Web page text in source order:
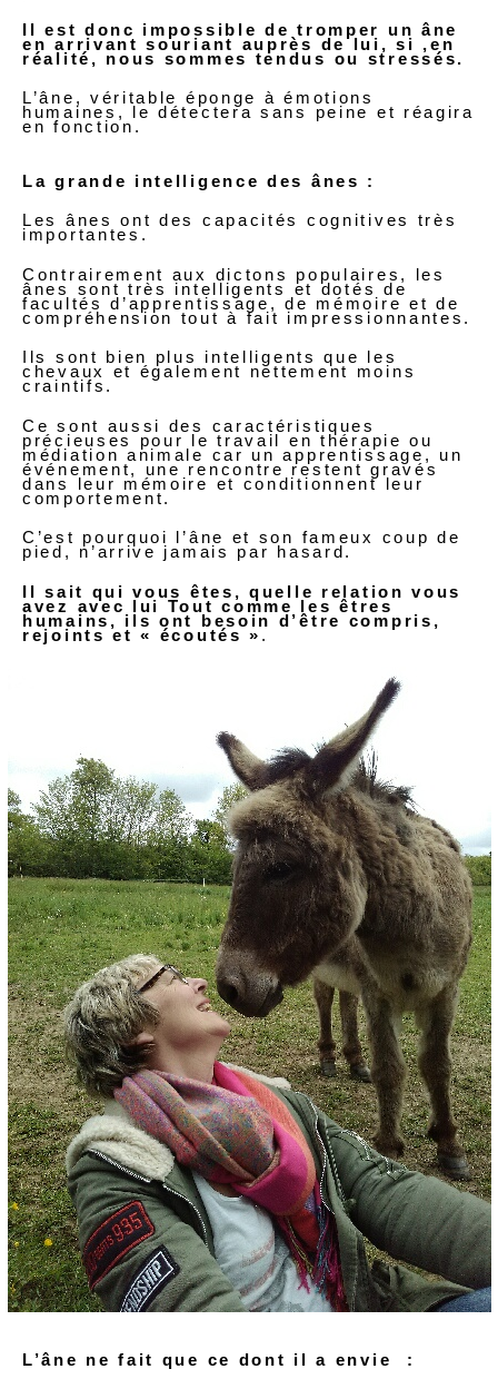
Il est donc impossible de tromper un âne
en arrivant souriant auprès de lui, si ,en
réalité, nous sommes tendus ou stressés.
L’âne, véritable éponge à émotions
humaines, le détectera sans peine et réagira
en fonction.
La grande intelligence des ânes :
Les ânes ont des capacités cognitives très
importantes.
Contrairement aux dictons populaires, les
ânes sont très intelligents et dotés de
facultés d’apprentissage, de mémoire et de
compréhension tout à fait impressionnantes.
Ils sont bien plus intelligents que les
chevaux et également nettement moins
craintifs.
Ce sont aussi des caractéristiques
précieuses pour le travail en thérapie ou
médiation animale car un apprentissage, un
événement, une rencontre restent gravés
dans leur mémoire et conditionnent leur
comportement.
C’est pourquoi l’âne et son fameux coup de
pied, n’arrive jamais par hasard.
Il sait qui vous êtes, quelle relation vous
avez avec lui Tout comme les êtres
humains, ils ont besoin d’être compris,
rejoints et « écoutés » .
L’âne ne fait que ce dont il a envie :